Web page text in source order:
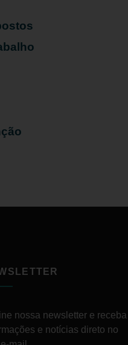
nossa newsletter e receba
e notícias direto no